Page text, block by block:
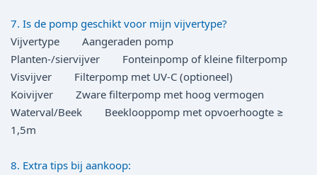
7. Is de pomp geschikt voor mijn vijvertype?
Vijvertype Aangeraden pomp
Planten-/sier­vijver Fonteinpomp of kleine filterpomp
Visvijver Filterpomp met UV-C (optioneel)
Koivijver Zware filterpomp met hoog vermogen
Waterval/Beek Beeklooppomp met opvoerhoogte ≥
1,5m
8. Extra tips bij aankoop: